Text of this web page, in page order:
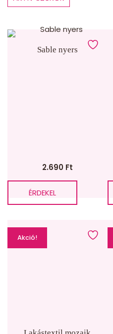
Sable nyers
2.690 Ft
ÉRDEKEL
Akció!